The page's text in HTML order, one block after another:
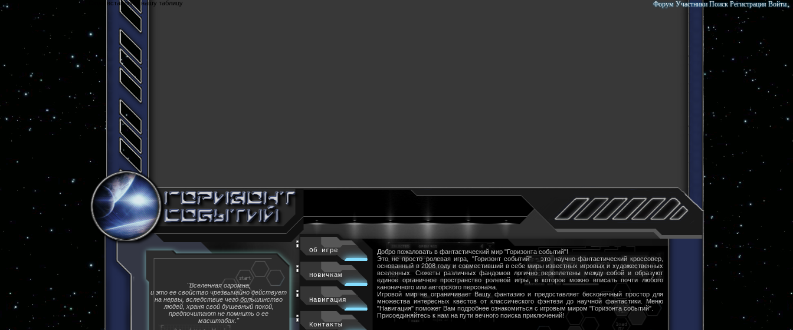
Cюда вставляем нашу таблицу Форум Участники Поиск Регистрация Войти
"Вселенная огромна,
и это ее свойство чрезвычайно действует
на нервы, вследствие чего большинство
людей, храня свой душевный покой,
предпочитают не помнить о ее
масштабах."
Об игре
Новичкам
Навигация
Контакты
Добро пожаловать в фантастический мир "Горизонта событий"!
Это не просто ролевая игра, "Горизонт событий" - это научно-фантастический кроссовер,
основанный в 2008 году и совместивший в себе миры известных игровых и художественных
вселенных. Сюжеты различных фандомов логично переплетены между собой и образуют
единое органичное пространство ролевой игры, в которое можно вписать почти любого
каноничного или авторского персонажа.
Игровой мир не ограничивает Вашу фантазию и предоставляет бесконечный простор для
множества интересных квестов от классического фэнтези до научной фантастики. Меню
"Навигация" поможет Вам подробнее ознакомиться с игровым миром "Горизонта событий".
Присоединяйтесь к нам на пути вечного поиска приключений!